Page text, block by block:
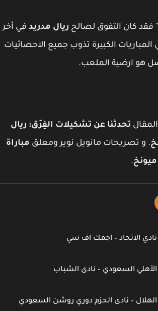
كان التفوق لصالحريال مدريد في أخر
الكبيرة تذوب جميع الاحصائيات
هو ارضية الملعب.
تحدثنا عن تشكيلات الفِرَق: ريال
و تصريحات مانويل نوير ومعلقمباراة
.
الاتحاد – اجمك اف سي
السعودي – نادى الشباب
– نادى الحزم دوري روشن السعودي